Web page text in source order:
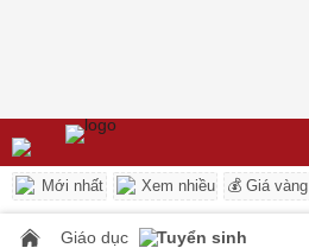
Mới nhất Xem nhiều 💰 Giá vàng
Giáo dục Tuyển sinh